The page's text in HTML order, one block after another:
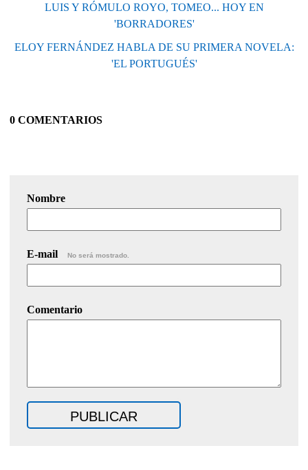
LUIS Y RÓMULO ROYO, TOMEO... HOY EN
'BORRADORES'
ELOY FERNÁNDEZ HABLA DE SU PRIMERA NOVELA:
'EL PORTUGUÉS'
0 COMENTARIOS
Nombre
E-mail No será mostrado.
Comentario